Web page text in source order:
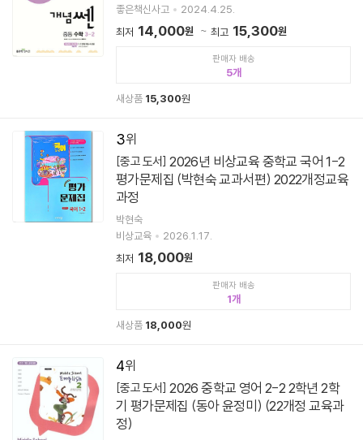
좋은책신사고
2024.4.25.
최저 14,000원 최고 15,300원
판매자 배송
5
새상품 15,300원
3
[중고 도서] 2026년 비상교육 중학교 국어 1-2
평가문제집 (박현숙 교과서편) 2022개정교육
과정
박현숙
비상교육
2026.1.17.
최저 18,000원
판매자 배송
1
새상품 18,000원
4
[중고 도서] 2026 중학교 영어 2-2 2학년 2학
기 평가문제집 (동아 윤정미) (22개정 교육과
정)